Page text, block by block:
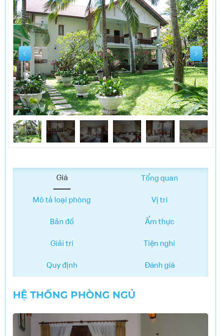
LIÊN HỆ
ĐIỀU KHOẢN VÀ CHÍNH SÁCH
Giá Tổng quan
Mô tả loại phòng Vị trí
Bản đồ Ẩm thực
Giải trí Tiện nghi
Quy định Đánh giá
HỆ THỐNG PHÒNG NGỦ